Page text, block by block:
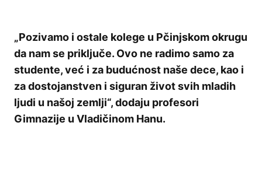
„Pozivamo i ostale kolege u Pčinjskom okrugu
da nam se priključe. Ovo ne radimo samo za
studente, već i za budućnost naše dece, kao i
za dostojanstven i siguran život svih mladih
ljudi u našoj zemlji“, dodaju profesori
Gimnazije u Vladičinom Hanu.